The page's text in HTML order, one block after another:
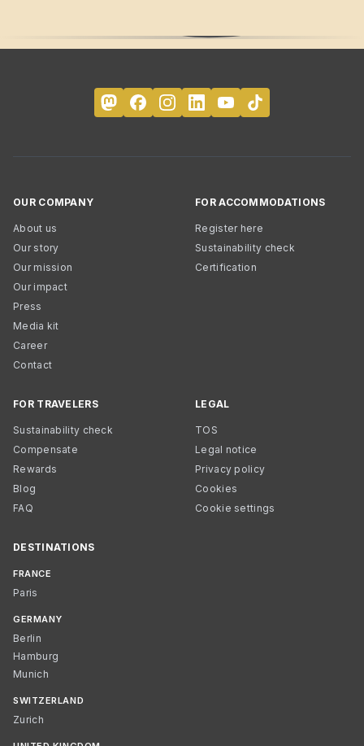
OUR COMPANY
About us
Our story
Our mission
Our impact
Press
Media kit
Career
Contact
FOR ACCOMMODATIONS
Register here
Sustainability check
Certification
FOR TRAVELERS
Sustainability check
Compensate
Rewards
Blog
FAQ
LEGAL
TOS
Legal notice
Privacy policy
Cookies
Cookie settings
DESTINATIONS
FRANCE
Paris
GERMANY
Berlin
Hamburg
Munich
SWITZERLAND
Zurich